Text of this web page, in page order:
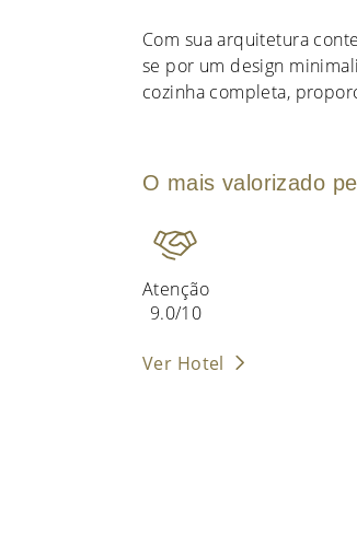
Com sua arquitetura
se por um design
cozinha completa,
O mais valorizado
Atenção
9.0/10
Ver Hotel